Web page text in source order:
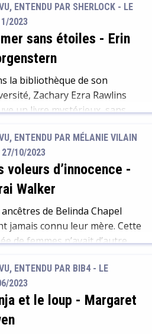
toujours sur les routes
son père qui est médecin
La jeune fille est
par les « curiosités »,
objets aux propriétés
qui sont avidement
par de nombreuses […]
ENTENDU PAR SHERLOCK - LE
2023
sans étoiles - Erin
la bibliothèque de son
Zachary Ezra Rawlins
un livre mystérieux, sans
répertorié dans la
A la lecture des
pages, il découvre
scène de son enfance y est
Or, c’est un souvenir
que seul Zachary […]
ENTENDU PAR MÉLANIE VILAIN
27/10/2023
voleurs d’innocence -
Walker
ancêtres de Belinda Chapel
jamais connu leur mère. Cette
de femmes n’avait d’autre
Belinda, femme étrange
mit au monde 6 filles
prénommée du nom d’une
Aster, Rosalind, Calla,
ENTENDU PAR BIB4 - LE
2023
et le loup - Margaret